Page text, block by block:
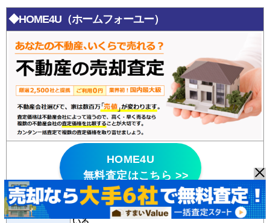
◆HOME4U（ホームフォーユー）
HOME4U
無料査定はこちら >>
・悪質な不動産会社はパトロールにより排除して